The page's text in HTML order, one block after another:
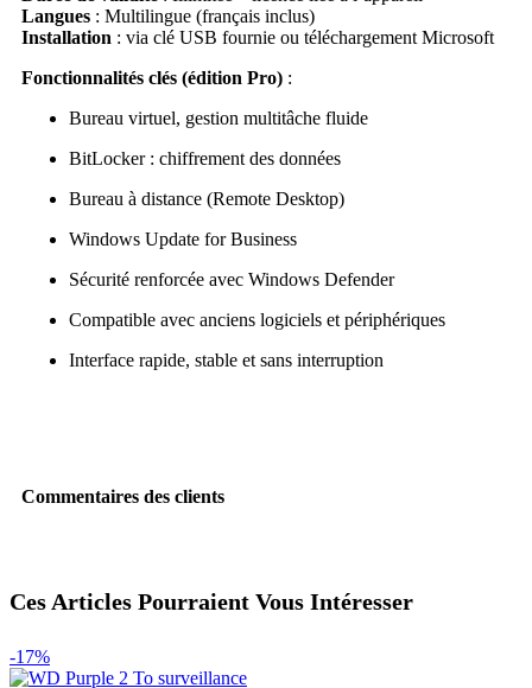
Langues : Multilingue (français inclus)
Installation : via clé USB fournie ou téléchargement Microsoft
Fonctionnalités clés (édition Pro) :
Bureau virtuel, gestion multitâche fluide
BitLocker : chiffrement des données
Bureau à distance (Remote Desktop)
Windows Update for Business
Sécurité renforcée avec Windows Defender
Compatible avec anciens logiciels et périphériques
Interface rapide, stable et sans interruption
Commentaires des clients
Ces Articles Pourraient Vous Intéresser
-17%